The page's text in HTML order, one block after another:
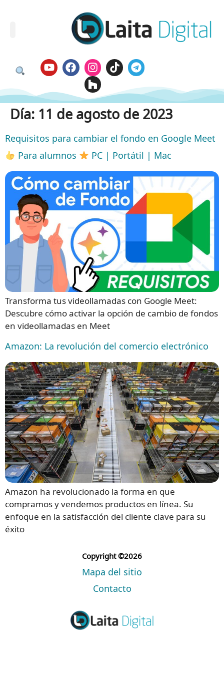
Día: 11 de agosto de 2023
Requisitos para cambiar el fondo en Google Meet
Para alumnos
PC | Portátil | Mac
Transforma tus videollamadas con Google Meet:
Descubre cómo activar la opción de cambio de fondos
en videollamadas en Meet
Amazon: La revolución del comercio electrónico
Amazon ha revolucionado la forma en que
compramos y vendemos productos en línea. Su
enfoque en la satisfacción del cliente clave para su
éxito
Copyright ©2026
Mapa del sitio
Contacto